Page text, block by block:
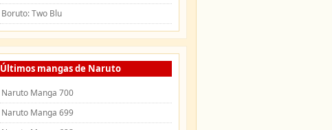
Boruto: Two Blu
Últimos mangas de Naruto
Naruto Manga 700
Naruto Manga 699